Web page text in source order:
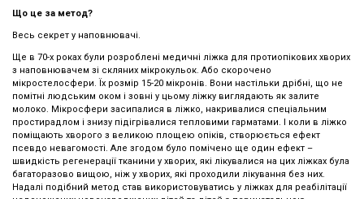
Що це за метод?
Весь секрет у наповнювачі.
Ще в 70-х роках були розроблені медичні ліжка для протиопікових хворих
з наповнювачем зі скляних мікрокульок. Або скорочено
мікростелосфери. Їх розмір 15-20 мікронів. Вони настільки дрібні, що не
помітні людським оком і зовні у цьому ліжку виглядають як залите
молоко. Мікросфери засипалися в ліжко, накривалися спеціальним
простирадлом і знизу підігрівалися тепловими гарматами. І коли в ліжко
поміщають хворого з великою площею опіків, створюється ефект
псевдо невагомості. Але згодом було помічено ще один ефект –
швидкість регенерації тканини у хворих, які лікувалися на цих ліжках була
багаторазово вищою, ніж у хворих, які проходили лікування без них.
Надалі подібний метод став використовуватись у ліжках для реабілітації